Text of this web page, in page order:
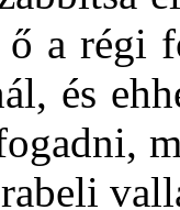
a régi
és